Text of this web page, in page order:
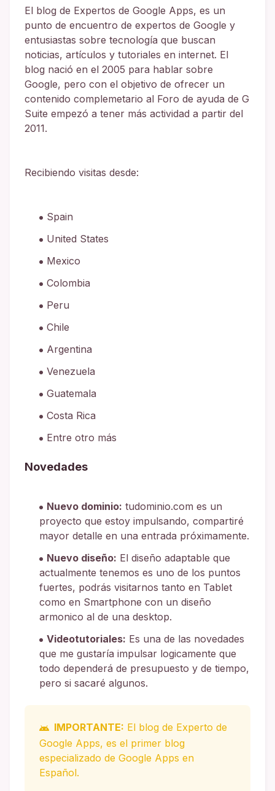
El blog de Expertos de Google Apps, es un
punto de encuentro de expertos de Google y
entusiastas sobre tecnología que buscan
noticias, artículos y tutoriales en internet. El
blog nació en el 2005 para hablar sobre
Google, pero con el objetivo de ofrecer un
contenido complemetario al Foro de ayuda de G
Suite empezó a tener más actividad a partir del
2011.
Recibiendo visitas desde:
Spain
United States
Mexico
Colombia
Peru
Chile
Argentina
Venezuela
Guatemala
Costa Rica
Entre otro más
Novedades
Nuevo dominio: tudominio.com es un
proyecto que estoy impulsando, compartiré
mayor detalle en una entrada próximamente.
Nuevo diseño: El diseño adaptable que
actualmente tenemos es uno de los puntos
fuertes, podrás visitarnos tanto en Tablet
como en Smartphone con un diseño
armonico al de una desktop.
Videotutoriales: Es una de las novedades
que me gustaría impulsar logicamente que
todo dependerá de presupuesto y de tiempo,
pero si sacaré algunos.
IMPORTANTE: El blog de Experto de
Google Apps, es el primer blog
especializado de Google Apps en
Español.